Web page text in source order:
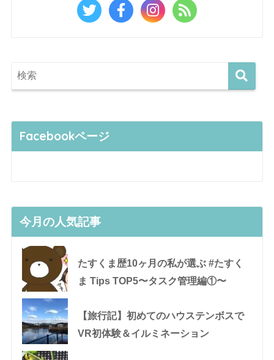
Facebookページ
今月の人気記事
たすくま歴10ヶ月の私が選ぶ #たすく
ま Tips TOP5〜タスク管理編①〜
【旅行記】初めてのハウステンボスで
VR初体験＆イルミネーション